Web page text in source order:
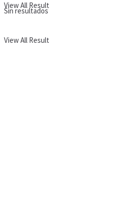
View All Result
Sin resultados
View All Result